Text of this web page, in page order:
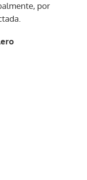
por